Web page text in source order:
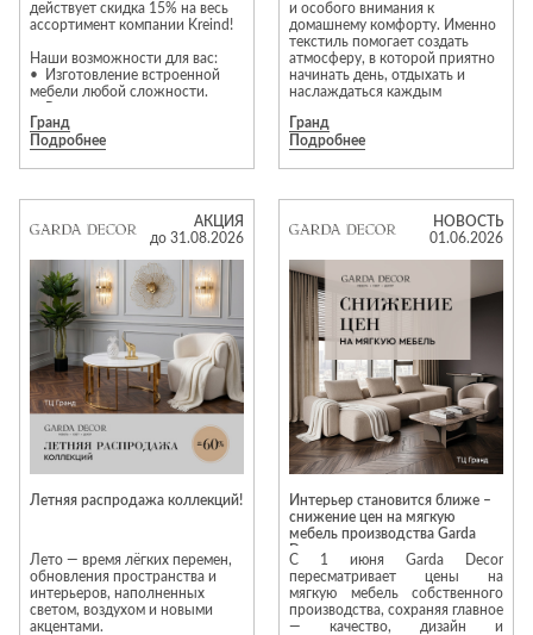
действует скидка 15% на весь
ассортимент компании Kreind!
Наши возможности для вас:
• Изготовление встроенной
мебели любой сложности.
полного оснащения квартир и
домов.
продуманных детских комнат.
Для дизайнеров интерьеров:
Мы всегда открыты к
долгосрочному партнерству!
Приходите с проектами — мы
станем вашим надежным
помощником в их реализации.
Давайте вместе творить
красоту!
Гранд
Подробнее
и особого внимания к
домашнему комфорту. Именно
текстиль помогает создать
атмосферу, в которой приятно
начинать день, отдыхать и
наслаждаться каждым
В акции участвуют одеяла и
подушки, постельное бельё,
полотенца и декоративный
текстиль. Натуральные
материалы, актуальные
оттенки, приятные фактуры и
качественное исполнение
позволяют легко обновить
интерьер и добавить больше
комфорта в повседневную
жизнь.
Гранд
Подробнее
АКЦИЯ
до 31.08.2026
Летняя распродажа коллекций!
Лето — время лёгких перемен,
обновления пространства и
интерьеров, наполненных
светом, воздухом и новыми
акцентами.
НОВОСТЬ
01.06.2026
Интерьер становится ближе –
снижение цен на мягкую
мебель производства Garda
Decor
С 1 июня Garda Decor
пересматривает цены на
мягкую мебель собственного
производства, сохраняя главное
— качество, дизайн и